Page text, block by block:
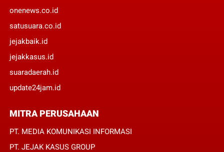
onenews.co.id
satusuara.co.id
jejakbaik.id
jejakkasus.id
suaradaerah.id
update24jam.id
MITRA PERUSAHAAN
PT. MEDIA KOMUNIKASI INFORMASI
PT. JEJAK KASUS GROUP